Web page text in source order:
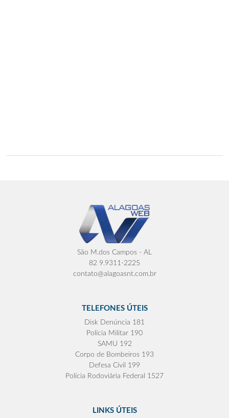
São M.dos Campos - AL
82 9.9311-2225
contato@alagoasnt.com.br
TELEFONES ÚTEIS
Disk Denúncia 181
Polícia Militar 190
SAMU 192
Corpo de Bombeiros 193
Defesa Civil 199
Polícia Rodoviária Federal 1527
LINKS ÚTEIS